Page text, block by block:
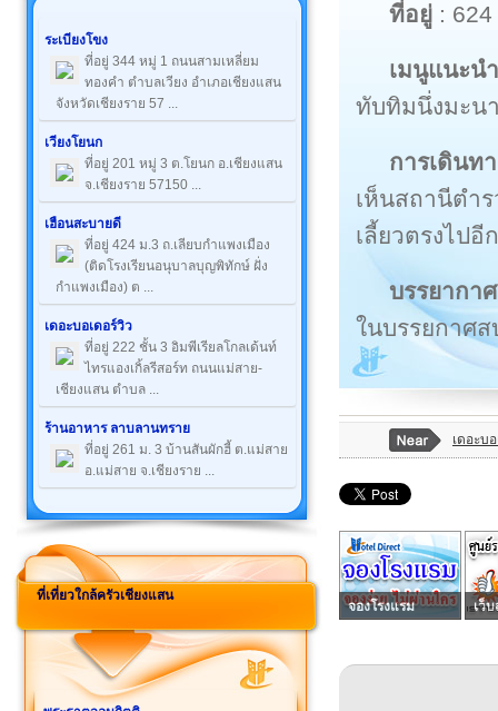
ระเบียงโขง
ที่อยู่ 344 หมู่ 1 ถนนสามเหลี่ยม
ทองคำ ตำบลเวียง อำเภอเชียงแสน
จังหวัดเชียงราย 57 ...
เวียงโยนก
ที่อยู่ 201 หมู่ 3 ต.โยนก อ.เชียงแสน
จ.เชียงราย 57150 ...
เฮือนสะบายดี
ที่อยู่ 424 ม.3 ถ.เลียบกำแพงเมือง
(ติดโรงเรียนอนุบาลบุญพิทักษ์ ฝั่ง
กำแพงเมือง) ต ...
เดอะบอเดอร์วิว
ที่อยู่ 222 ชั้น 3 อิมพีเรียลโกลเด้นท์
ไทรแองเกิ้ลรีสอร์ท ถนนแม่สาย-
เชียงแสน ตำบล ...
ร้านอาหาร ลาบลานทราย
ที่อยู่ 261 ม. 3 บ้านสันผักฮี้ ต.แม่สาย
อ.แม่สาย จ.เชียงราย ...
ที่เที่ยวใกล้ครัวเชียงแสน
ที่อยู่ :
เมนูแนะนำ
ทับทิมนึ่งมะน
การเดินท
เห็นสถานีตำ
เลี้ยวตรงไปอี
บรรยากาศ
ในบรรยกาศส
เดอะบ
จองโรงแรม เว็บ